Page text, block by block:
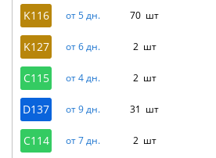
K116 от 5 дн. 70 шт
K127 от 6 дн. 2 шт
C115 от 4 дн. 2 шт
D137 от 9 дн. 31 шт
C114 от 7 дн. 2 шт